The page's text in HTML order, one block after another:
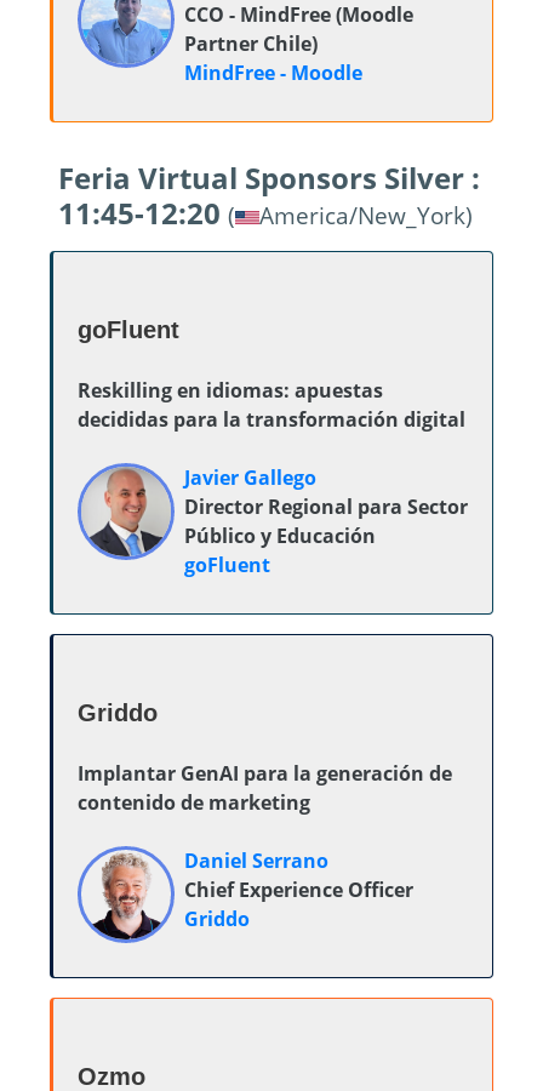
CCO - MindFree (Moodle
Partner Chile)
MindFree - Moodle
Feria Virtual Sponsors Silver :
11:45-12:20 ( America/New_York)
goFluent
Reskilling en idiomas: apuestas
decididas para la transformación digital
Javier Gallego
Director Regional para Sector
Público y Educación
goFluent
Griddo
Implantar GenAI para la generación de
contenido de marketing
Daniel Serrano
Chief Experience Officer
Griddo
Ozmo